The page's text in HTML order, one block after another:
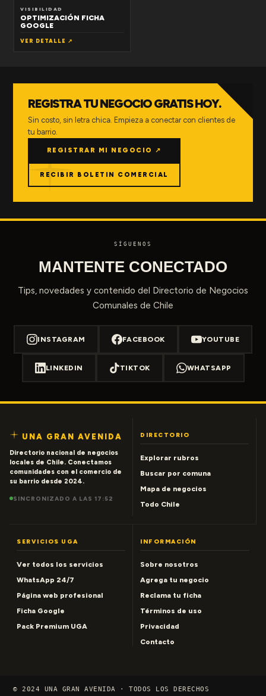
VISIBILIDAD
OPTIMIZACIÓN FICHA
GOOGLE
VER DETALLE ↗
REGISTRA TU NEGOCIO GRATIS HOY.
Sin costo, sin letra chica. Empieza a conectar con clientes de
tu barrio.
REGISTRAR MI NEGOCIO ↗
RECIBIR BOLETIN COMERCIAL
SÍGUENOS
MANTENTE CONECTADO
Tips, novedades y contenido del Directorio de Negocios
Comunales de Chile
INSTAGRAM FACEBOOK YOUTUBE
LINKEDIN TIKTOK WHATSAPP
UNA GRAN AVENIDA
Directorio nacional de negocios
locales de Chile. Conectamos
comunidades con el comercio de
su barrio desde 2024.
SINCRONIZADO A LAS 17:52
DIRECTORIO
Explorar rubros
Buscar por comuna
Mapa de negocios
Todo Chile
SERVICIOS UGA
Ver todos los servicios
WhatsApp 24/7
Página web profesional
Ficha Google
Pack Premium UGA
INFORMACIÓN
Sobre nosotros
Agrega tu negocio
Reclama tu ficha
Términos de uso
Privacidad
Contacto
© 2024 UNA GRAN AVENIDA · TODOS LOS DERECHOS